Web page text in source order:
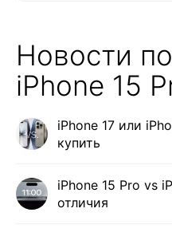
Новости
iPhone 15
iPhone 17 или
купить
iPhone 15 Pro vs
отличия